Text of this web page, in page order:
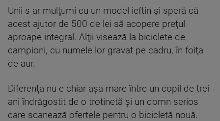
Unii s-ar mulţumi cu un model ieftin şi speră că
acest ajutor de 500 de lei să acopere preţul
aproape integral. Alţii visează la biciclete de
campioni, cu numele lor gravat pe cadru, în foiţa
de aur.
Diferenţa nu e chiar aşa mare între un copil de trei
ani îndrăgostit de o trotinetă şi un domn serios
care scanează ofertele pentru o bicicletă nouă.